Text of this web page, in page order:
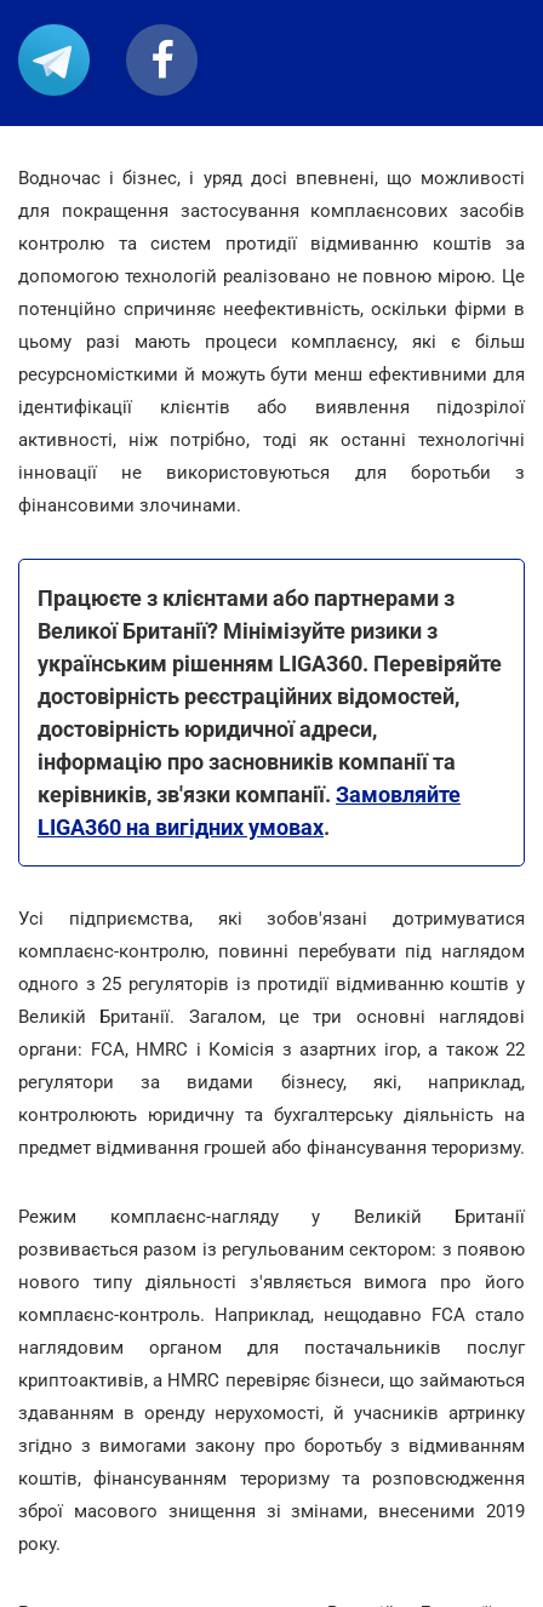
Водночас і бізнес, і уряд досі впевнені, що можливості
для покращення застосування комплаєнсових засобів
контролю та систем протидії відмиванню коштів за
допомогою технологій реалізовано не повною мірою. Це
потенційно спричиняє неефективність, оскільки фірми в
цьому разі мають процеси комплаєнсу, які є більш
ресурсномісткими й можуть бути менш ефективними для
ідентифікації клієнтів або виявлення підозрілої
активності, ніж потрібно, тоді як останні технологічні
інновації не використовуються для боротьби з
фінансовими злочинами.
Працюєте з клієнтами або партнерами з
Великої Британії? Мінімізуйте ризики з
українським рішенням LIGA360. Перевіряйте
достовірність реєстраційних відомостей,
достовірність юридичної адреси,
інформацію про засновників компанії та
керівників, зв'язки компанії. Замовляйте
LIGA360 на вигідних умовах.
Усі підприємства, які зобов'язані дотримуватися
комплаєнс-контролю, повинні перебувати під наглядом
одного з 25 регуляторів із протидії відмиванню коштів у
Великій Британії. Загалом, це три основні наглядові
органи: FCA, HMRC і Комісія з азартних ігор, а також 22
регулятори за видами бізнесу, які, наприклад,
контролюють юридичну та бухгалтерську діяльність на
предмет відмивання грошей або фінансування тероризму.
Режим комплаєнс-нагляду у Великій Британії
розвивається разом із регульованим сектором: з появою
нового типу діяльності з'являється вимога про його
комплаєнс-контроль. Наприклад, нещодавно FCA стало
наглядовим органом для постачальників послуг
криптоактивів, а HMRC перевіряє бізнеси, що займаються
здаванням в оренду нерухомості, й учасників артринку
згідно з вимогами закону про боротьбу з відмиванням
коштів, фінансуванням тероризму та розповсюдження
зброї масового знищення зі змінами, внесеними 2019
року.